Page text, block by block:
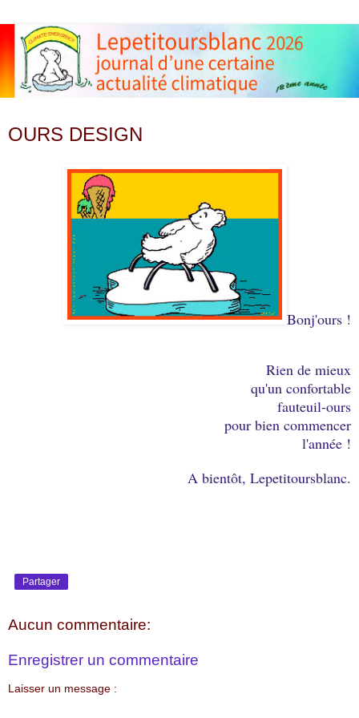
OURS DESIGN
Bonj'ours !
Rien de mieux
qu'un confortable
fauteuil-ours
pour bien commencer
l'année !
A bientôt, Lepetitoursblanc.
Partager
Aucun commentaire:
Enregistrer un commentaire
Laisser un message :